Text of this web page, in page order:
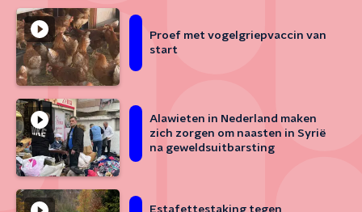
Proef met vogelgriepvaccin van
start
Alawieten in Nederland maken
zich zorgen om naasten in Syrië
na geweldsuitbarsting
Estafettestaking tegen